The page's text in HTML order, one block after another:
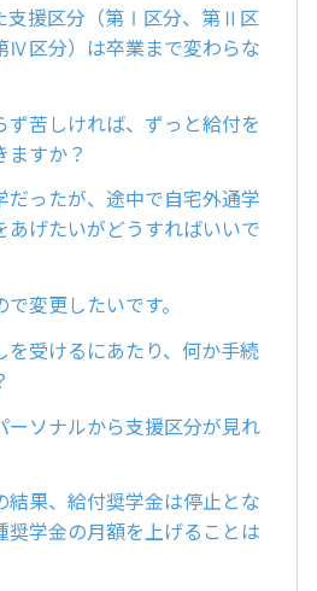
支援区分（第Ⅰ区分、第Ⅱ区
区分）は卒業まで変わらな
ず苦しければ、ずっと給付を
ますか？
だったが、途中で自宅外通学
あげたいがどうすればいいで
変更したいです。
を受けるにあたり、何か手続
ーソナルから支援区分が見れ
結果、給付奨学金は停止とな
奨学金の月額を上げることは